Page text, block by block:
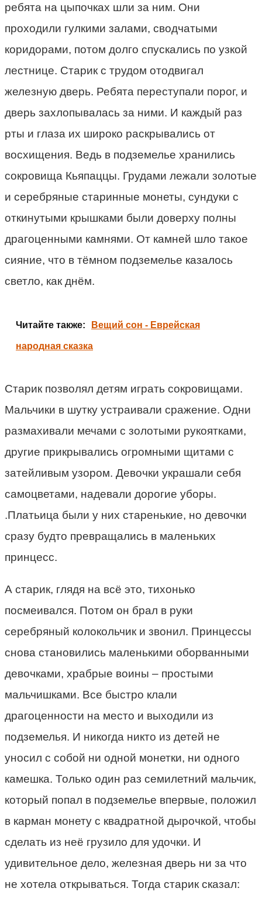
ребята на цыпочках шли за ним. Они
проходили гулкими залами, сводчатыми
коридорами, потом долго спускались по узкой
лестнице. Старик с трудом отодвигал
железную дверь. Ребята переступали порог, и
дверь захлопывалась за ними. И каждый раз
рты и глаза их широко раскрывались от
восхищения. Ведь в подземелье хранились
сокровища Кьяпаццы. Грудами лежали золотые
и серебряные старинные монеты, сундуки с
откинутыми крышками были доверху полны
драгоценными камнями. От камней шло такое
сияние, что в тёмном подземелье казалось
светло, как днём.
Читайте также: Вещий сон - Еврейская
народная сказка
Старик позволял детям играть сокровищами.
Мальчики в шутку устраивали сражение. Одни
размахивали мечами с золотыми рукоятками,
другие прикрывались огромными щитами с
затейливым узором. Девочки украшали себя
самоцветами, надевали дорогие уборы.
.Платьица были у них старенькие, но девочки
сразу будто превращались в маленьких
принцесс.
А старик, глядя на всё это, тихонько
посмеивался. Потом он брал в руки
серебряный колокольчик и звонил. Принцессы
снова становились маленькими оборванными
девочками, храбрые воины – простыми
мальчишками. Все быстро клали
драгоценности на место и выходили из
подземелья. И никогда никто из детей не
уносил с собой ни одной монетки, ни одного
камешка. Только один раз семилетний мальчик,
который попал в подземелье впервые, положил
в карман монету с квадратной дырочкой, чтобы
сделать из неё грузило для удочки. И
удивительное дело, железная дверь ни за что
не хотела открываться. Тогда старик сказал: